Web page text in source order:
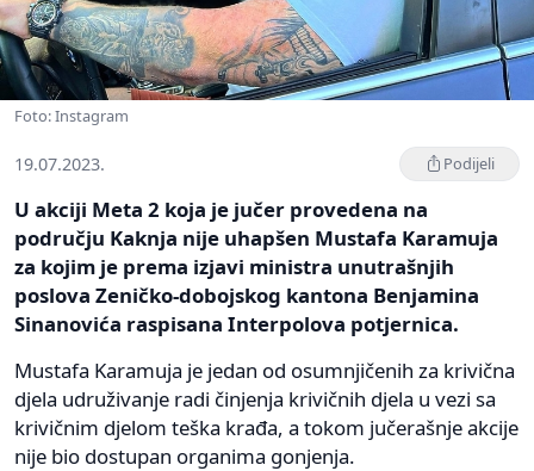
Foto: Instagram
19.07.2023. Podijeli
U akciji Meta 2 koja je jučer provedena na
području Kaknja nije uhapšen Mustafa Karamuja
za kojim je prema izjavi ministra unutrašnjih
poslova Zeničko-dobojskog kantona Benjamina
Sinanovića raspisana Interpolova potjernica.
Mustafa Karamuja je jedan od osumnjičenih za krivična
djela udruživanje radi činjenja krivičnih djela u vezi sa
krivičnim djelom teška krađa, a tokom jučerašnje akcije
nije bio dostupan organima gonjenja.